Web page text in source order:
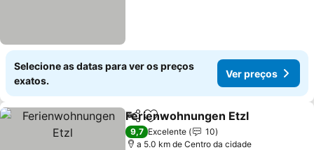
Selecione as datas para ver os preços
exatos.
Ver preços
PartilharAdicionar aos favoritos
Ferienwohnungen Etzl
9,7 Excelente
10
a 5.0 km de Centro da cidade